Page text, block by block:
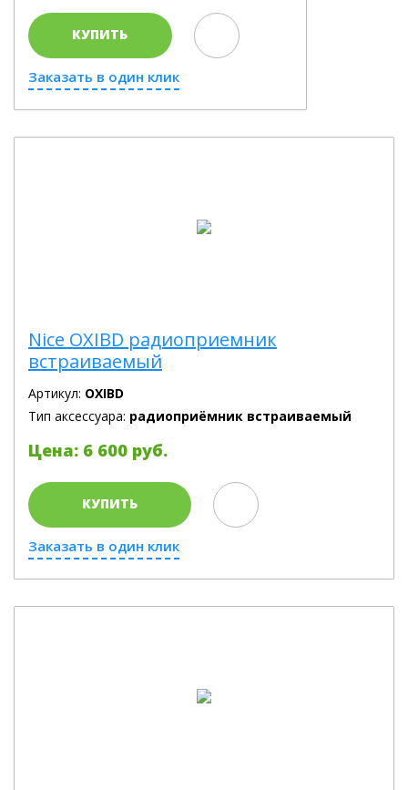
КУПИТЬ
Заказать в один клик
Nice OXIBD радиоприемник
встраиваемый
Артикул: OXIBD
Тип аксессуара: радиоприёмник встраиваемый
Цена: 6 600 руб.
КУПИТЬ
Заказать в один клик